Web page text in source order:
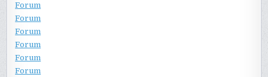
Forum
Forum
Forum
Forum
Forum
Forum